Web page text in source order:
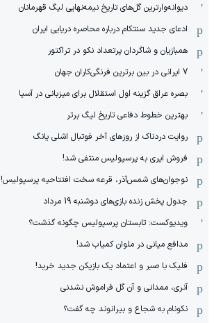
دیوانه‌وارترین گل‌های تاریخ نیمه‌نهایی لیگ قهرمانان
ادعای جدید سنتکام درباره محاصره دریایی ایران
همبازیان و شاگردان پرتعداد نکو در تراکتور
7 ایرانی در بین برترین فرنگی‌کاران جهان
بصره عراق گزینه اول استقلال برای میزبانی در آسیا
بهترین خطوط دفاعی تاریخ لیگ برتر
روایت دردناک از روزهای آخر فوتبال اشلی یانگ
فروش ایری به پرسپولیس منتفی شد!
نوجوان‌های شمس‌آذر، قرعه سخت افتتاحیه پرسپولیس!
جدول پخش زنده بازی‌های دوشنبه 19 مرداد
ویدیوکست: تابستان پرسپولیس چگونه گذشت؟
مدافع میانی در ملوان کمیاب شد!
فلیک با صبر و اعتماد یک بازیکن جدید خرید!
آنری، ممدانی و آن گل فراموش نشدنی
نکونام به شجاع و بیرانوند چه گفت؟